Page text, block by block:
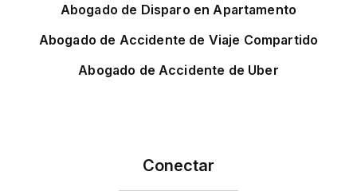
Abogado de Disparo en Apartamento
Abogado de Accidente de Viaje Compartido
Abogado de Accidente de Uber
Conectar